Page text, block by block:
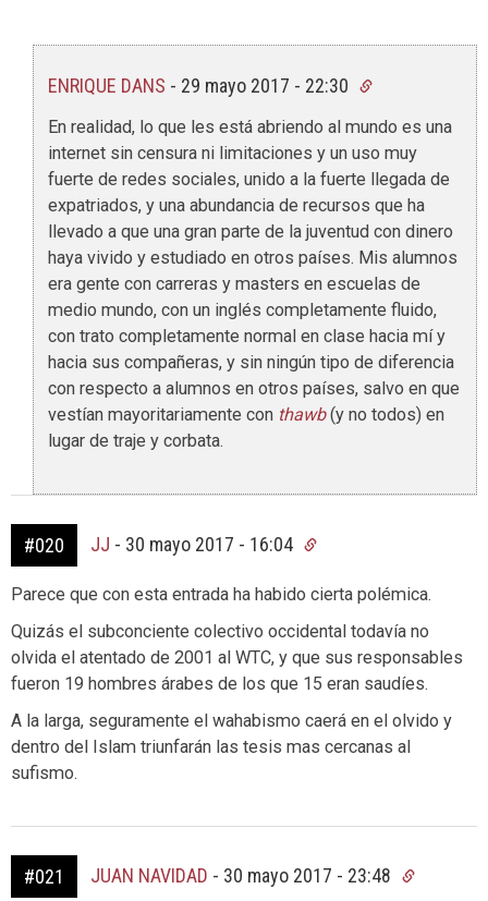
ENRIQUE DANS - 29 mayo 2017 - 22:30
En realidad, lo que les está abriendo al mundo es una
internet sin censura ni limitaciones y un uso muy
fuerte de redes sociales, unido a la fuerte llegada de
expatriados, y una abundancia de recursos que ha
llevado a que una gran parte de la juventud con dinero
haya vivido y estudiado en otros países. Mis alumnos
era gente con carreras y masters en escuelas de
medio mundo, con un inglés completamente fluido,
con trato completamente normal en clase hacia mí y
hacia sus compañeras, y sin ningún tipo de diferencia
con respecto a alumnos en otros países, salvo en que
vestían mayoritariamente con thawb(y no todos) en
lugar de traje y corbata.
#020 JJ - 30 mayo 2017 - 16:04
Parece que con esta entrada ha habido cierta polémica.
Quizás el subconciente colectivo occidental todavía no
olvida el atentado de 2001 al WTC, y que sus responsables
fueron 19 hombres árabes de los que 15 eran saudíes.
A la larga, seguramente el wahabismo caerá en el olvido y
dentro del Islam triunfarán las tesis mas cercanas al
sufismo.
#021 JUAN NAVIDAD - 30 mayo 2017 - 23:48